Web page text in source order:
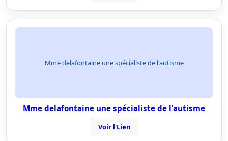
Mme delafontaine une spécialiste de l'autisme
Mme delafontaine une spécialiste de l'autisme
Voir l'Lien